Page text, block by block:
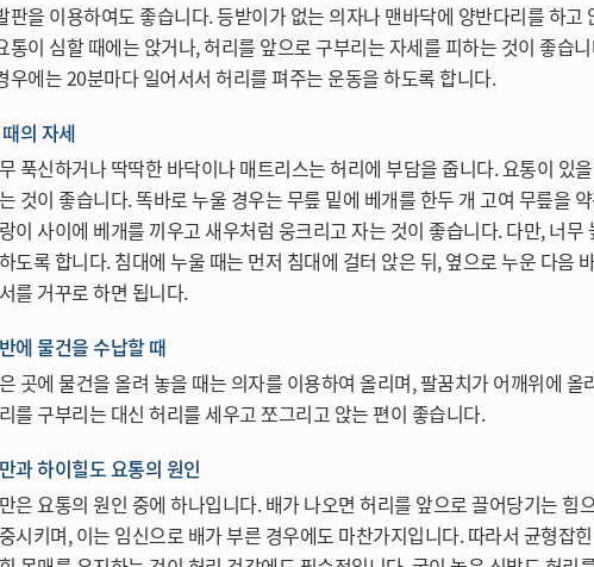
판을 이용하여도 좋습니다. 등받이가 없는 의자나 맨바닥에 양반다리를 하고
통이 심할 때에는 앉거나, 허리를 앞으로 구부리는 자세를 피하는 것이 좋습
우에는 20분마다 일어서서 허리를 펴주는 운동을 하도록 합니다.
의 자세
푹신하거나 딱딱한 바닥이나 매트리스는 허리에 부담을 줍니다. 요통이 있
것이 좋습니다. 똑바로 누울 경우는 무릎 밑에 베개를 한두 개 고여 무릎을
이 사이에 베개를 끼우고 새우처럼 웅크리고 자는 것이 좋습니다. 다만, 너무
도록 합니다. 침대에 누울 때는 먼저 침대에 걸터 앉은 뒤, 옆으로 누운 다음
를 거꾸로 하면 됩니다.
에 물건을 수납할 때
곳에 물건을 올려 놓을 때는 의자를 이용하여 올리며, 팔꿈치가 어깨위에 올
를 구부리는 대신 허리를 세우고 쪼그리고 앉는 편이 좋습니다.
과 하이힐도 요통의 원인
은 요통의 원인 중에 하나입니다. 배가 나오면 허리를 앞으로 끌어당기는 힘
시키며, 이는 임신으로 배가 부른 경우에도 마찬가지입니다. 따라서 균형잡